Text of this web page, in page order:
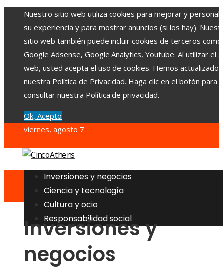
Nuestro sitio web utiliza cookies para mejorar y
su experiencia y para mostrar anuncios (si los hay).
sitio web también puede incluir cookies de terceros como
Google Adsense, Google Analytics, Youtube. Al utilizar el
web, usted acepta el uso de cookies. Hemos actualizado
nuestra Política de Privacidad. Haga clic en el botón para
consultar nuestra Política de privacidad.
Ok, Acepto
viernes, agosto 7
Inversiones y negocios
Ciencia y tecnología
Cultura y ocio
Responsabilidad social
Inversiones y
negocios